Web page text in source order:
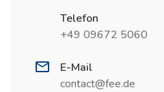
Telefon
+49 09672 5060
E-Mail
contact@fee.de